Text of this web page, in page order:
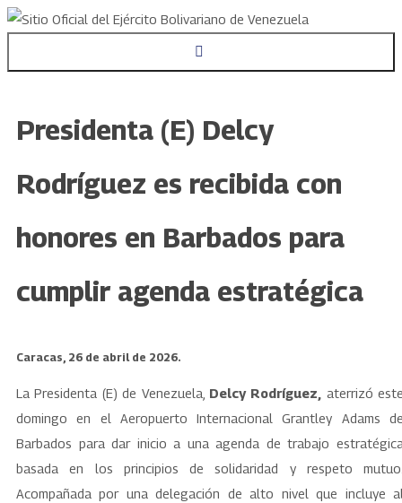
Presidenta (E) Delcy
Rodríguez es recibida con
honores en Barbados para
cumplir agenda estratégica
Caracas, 26 de abril de 2026.
La Presidenta (E) de Venezuela, Delcy Rodríguez,
aterrizó
domingo en el Aeropuerto Internacional Grantley Adams
Barbados para dar inicio a una agenda de trabajo
basada en los principios de solidaridad y respeto
Acompañada por una delegación de alto nivel que incluye